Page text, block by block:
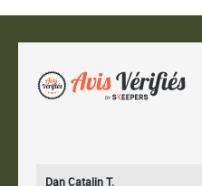
Dan Catalin T.